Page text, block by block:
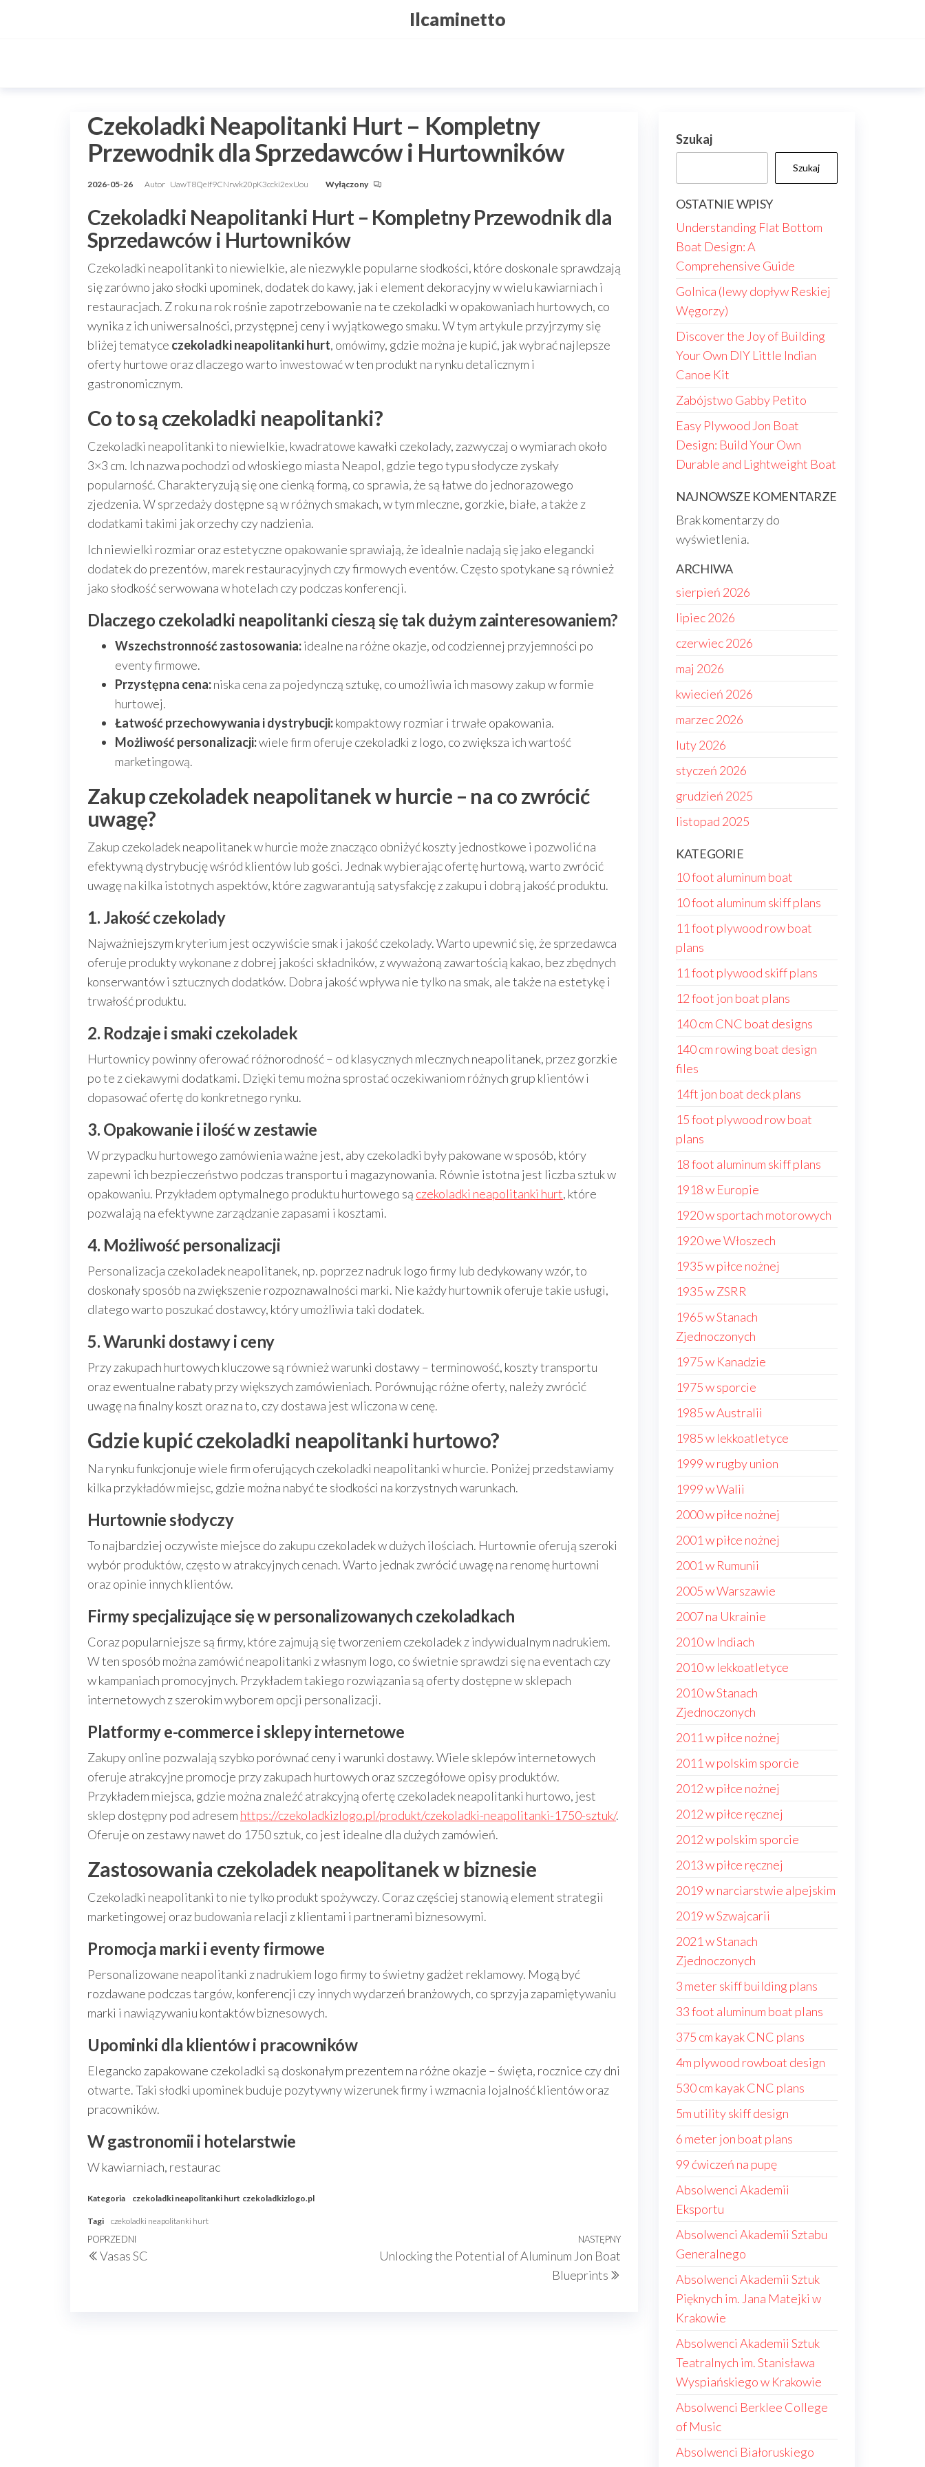
Ilcaminetto
Czekoladki Neapolitanki Hurt – Kompletny
Przewodnik dla Sprzedawców i Hurtowników
2026-05-26 Autor UawT8QeIf9CNrwk20pK3ccki2exUou Wyłączony
Czekoladki Neapolitanki Hurt – Kompletny Przewodnik dla
Sprzedawców i Hurtowników
Czekoladki neapolitanki to niewielkie, ale niezwykle popularne słodkości, które doskonale sprawdzają
się zarówno jako słodki upominek, dodatek do kawy, jak i element dekoracyjny w wielu kawiarniach i
restauracjach. Z roku na rok rośnie zapotrzebowanie na te czekoladki w opakowaniach hurtowych, co
wynika z ich uniwersalności, przystępnej ceny i wyjątkowego smaku. W tym artykule przyjrzymy się
bliżej tematyce czekoladki neapolitanki hurt, omówimy, gdzie można je kupić, jak wybrać najlepsze
oferty hurtowe oraz dlaczego warto inwestować w ten produkt na rynku detalicznym i
gastronomicznym.
Co to są czekoladki neapolitanki?
Czekoladki neapolitanki to niewielkie, kwadratowe kawałki czekolady, zazwyczaj o wymiarach około
3×3 cm. Ich nazwa pochodzi od włoskiego miasta Neapol, gdzie tego typu słodycze zyskały
popularność. Charakteryzują się one cienką formą, co sprawia, że są łatwe do jednorazowego
zjedzenia. W sprzedaży dostępne są w różnych smakach, w tym mleczne, gorzkie, białe, a także z
dodatkami takimi jak orzechy czy nadzienia.
Ich niewielki rozmiar oraz estetyczne opakowanie sprawiają, że idealnie nadają się jako elegancki
dodatek do prezentów, marek restauracyjnych czy firmowych eventów. Często spotykane są również
jako słodkość serwowana w hotelach czy podczas konferencji.
Dlaczego czekoladki neapolitanki cieszą się tak dużym zainteresowaniem?
Wszechstronność zastosowania:idealne na różne okazje, od codziennej przyjemności po
eventy firmowe.
Przystępna cena:niska cena za pojedynczą sztukę, co umożliwia ich masowy zakup w formie
hurtowej.
Łatwość przechowywania i dystrybucji:kompaktowy rozmiar i trwałe opakowania.
Możliwość personalizacji:wiele firm oferuje czekoladki z logo, co zwiększa ich wartość
marketingową.
Zakup czekoladek neapolitanek w hurcie – na co zwrócić
uwagę?
Zakup czekoladek neapolitanek w hurcie może znacząco obniżyć koszty jednostkowe i pozwolić na
efektywną dystrybucję wśród klientów lub gości. Jednak wybierając ofertę hurtową, warto zwrócić
uwagę na kilka istotnych aspektów, które zagwarantują satysfakcję z zakupu i dobrą jakość produktu.
1. Jakość czekolady
Najważniejszym kryterium jest oczywiście smak i jakość czekolady. Warto upewnić się, że sprzedawca
oferuje produkty wykonane z dobrej jakości składników, z wyważoną zawartością kakao, bez zbędnych
konserwantów i sztucznych dodatków. Dobra jakość wpływa nie tylko na smak, ale także na estetykę i
trwałość produktu.
2. Rodzaje i smaki czekoladek
Hurtownicy powinny oferować różnorodność – od klasycznych mlecznych neapolitanek, przez gorzkie
po te z ciekawymi dodatkami. Dzięki temu można sprostać oczekiwaniom różnych grup klientów i
dopasować ofertę do konkretnego rynku.
3. Opakowanie i ilość w zestawie
W przypadku hurtowego zamówienia ważne jest, aby czekoladki były pakowane w sposób, który
zapewni ich bezpieczeństwo podczas transportu i magazynowania. Równie istotna jest liczba sztuk w
opakowaniu. Przykładem optymalnego produktu hurtowego są czekoladki neapolitanki hurt, które
pozwalają na efektywne zarządzanie zapasami i kosztami.
4. Możliwość personalizacji
Personalizacja czekoladek neapolitanek, np. poprzez nadruk logo firmy lub dedykowany wzór, to
doskonały sposób na zwiększenie rozpoznawalności marki. Nie każdy hurtownik oferuje takie usługi,
dlatego warto poszukać dostawcy, który umożliwia taki dodatek.
5. Warunki dostawy i ceny
Przy zakupach hurtowych kluczowe są również warunki dostawy – terminowość, koszty transportu
oraz ewentualne rabaty przy większych zamówieniach. Porównując różne oferty, należy zwrócić
uwagę na finalny koszt oraz na to, czy dostawa jest wliczona w cenę.
Gdzie kupić czekoladki neapolitanki hurtowo?
Na rynku funkcjonuje wiele firm oferujących czekoladki neapolitanki w hurcie. Poniżej przedstawiamy
kilka przykładów miejsc, gdzie można nabyć te słodkości na korzystnych warunkach.
Hurtownie słodyczy
To najbardziej oczywiste miejsce do zakupu czekoladek w dużych ilościach. Hurtownie oferują szeroki
wybór produktów, często w atrakcyjnych cenach. Warto jednak zwrócić uwagę na renomę hurtowni
oraz opinie innych klientów.
Firmy specjalizujące się w personalizowanych czekoladkach
Coraz popularniejsze są firmy, które zajmują się tworzeniem czekoladek z indywidualnym nadrukiem.
W ten sposób można zamówić neapolitanki z własnym logo, co świetnie sprawdzi się na eventach czy
w kampaniach promocyjnych. Przykładem takiego rozwiązania są oferty dostępne w sklepach
internetowych z szerokim wyborem opcji personalizacji.
Platformy e-commerce i sklepy internetowe
Zakupy online pozwalają szybko porównać ceny i warunki dostawy. Wiele sklepów internetowych
oferuje atrakcyjne promocje przy zakupach hurtowych oraz szczegółowe opisy produktów.
Przykładem miejsca, gdzie można znaleźć atrakcyjną ofertę czekoladek neapolitanki hurtowo, jest
sklep dostępny pod adresem https://czekoladkizlogo.pl/produkt/czekoladki-neapolitanki-1750-sztuk/.
Oferuje on zestawy nawet do 1750 sztuk, co jest idealne dla dużych zamówień.
Zastosowania czekoladek neapolitanek w biznesie
Czekoladki neapolitanki to nie tylko produkt spożywczy. Coraz częściej stanowią element strategii
marketingowej oraz budowania relacji z klientami i partnerami biznesowymi.
Promocja marki i eventy firmowe
Personalizowane neapolitanki z nadrukiem logo firmy to świetny gadżet reklamowy. Mogą być
rozdawane podczas targów, konferencji czy innych wydarzeń branżowych, co sprzyja zapamiętywaniu
marki i nawiązywaniu kontaktów biznesowych.
Upominki dla klientów i pracowników
Elegancko zapakowane czekoladki są doskonałym prezentem na różne okazje – święta, rocznice czy dni
otwarte. Taki słodki upominek buduje pozytywny wizerunek firmy i wzmacnia lojalność klientów oraz
pracowników.
W gastronomii i hotelarstwie
W kawiarniach, restaurac
Kategoria czekoladki neapolitanki hurt czekoladkizlogo.pl
Tagi czekoladki neapolitanki hurt
Nawigacja
wpisu
Poprzedni
wpis
POPRZEDNI
Vasas SC
Następny
NASTĘPNY
Unlocking the Potential of Aluminum Jon Boat
Blueprints
Szukaj
Szukaj
OSTATNIE WPISY
Understanding Flat Bottom
Boat Design: A
Comprehensive Guide
Golnica (lewy dopływ Reskiej
Węgorzy)
Discover the Joy of Building
Your Own DIY Little Indian
Canoe Kit
Zabójstwo Gabby Petito
Easy Plywood Jon Boat
Design: Build Your Own
Durable and Lightweight Boat
NAJNOWSZE KOMENTARZE
Brak komentarzy do
wyświetlenia.
ARCHIWA
sierpień 2026
lipiec 2026
czerwiec 2026
maj 2026
kwiecień 2026
marzec 2026
luty 2026
styczeń 2026
grudzień 2025
listopad 2025
KATEGORIE
10 foot aluminum boat
10 foot aluminum skiff plans
11 foot plywood row boat
plans
11 foot plywood skiff plans
12 foot jon boat plans
140 cm CNC boat designs
140 cm rowing boat design
files
14ft jon boat deck plans
15 foot plywood row boat
plans
18 foot aluminum skiff plans
1918 w Europie
1920 w sportach motorowych
1920 we Włoszech
1935 w piłce nożnej
1935 w ZSRR
1965 w Stanach
Zjednoczonych
1975 w Kanadzie
1975 w sporcie
1985 w Australii
1985 w lekkoatletyce
1999 w rugby union
1999 w Walii
2000 w piłce nożnej
2001 w piłce nożnej
2001 w Rumunii
2005 w Warszawie
2007 na Ukrainie
2010 w Indiach
2010 w lekkoatletyce
2010 w Stanach
Zjednoczonych
2011 w piłce nożnej
2011 w polskim sporcie
2012 w piłce nożnej
2012 w piłce ręcznej
2012 w polskim sporcie
2013 w piłce ręcznej
2019 w narciarstwie alpejskim
2019 w Szwajcarii
2021 w Stanach
Zjednoczonych
3 meter skiff building plans
33 foot aluminum boat plans
375 cm kayak CNC plans
4m plywood rowboat design
530 cm kayak CNC plans
5m utility skiff design
6 meter jon boat plans
99 ćwiczeń na pupę
Absolwenci Akademii
Eksportu
Absolwenci Akademii Sztabu
Generalnego
Absolwenci Akademii Sztuk
Pięknych im. Jana Matejki w
Krakowie
Absolwenci Akademii Sztuk
Teatralnych im. Stanisława
Wyspiańskiego w Krakowie
Absolwenci Berklee College
of Music
Absolwenci Białoruskiego